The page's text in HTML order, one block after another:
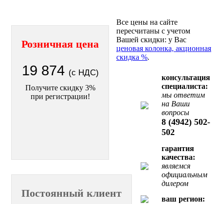
Розничная цена
19 874 (с НДС)
Получите скидку 3%
при регистрации!
Постоянный клиент
Все цены на сайте
пересчитаны с учетом
Вашей скидки: у Вас
ценовая колонка, акционная
скидка %.
консультация
специалиста:
мы ответим
на Ваши
вопросы
8 (4942) 502-
502
гарантия
качества:
являемся
официальным
дилером
ваш регион: